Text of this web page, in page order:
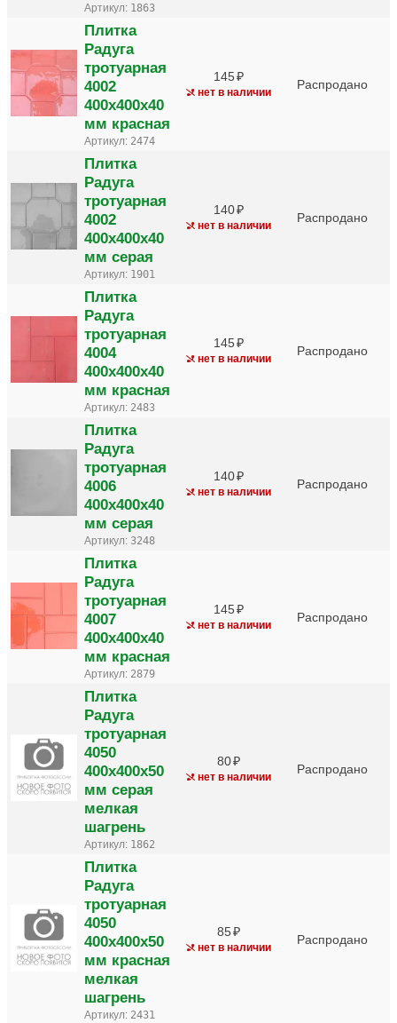
Артикул: 1863
Плитка
Радуга
тротуарная
4002
400х400х40
мм красная
Артикул: 2474
145
нет в наличии
Распродано
Плитка
Радуга
тротуарная
4002
400х400х40
мм серая
Артикул: 1901
140
нет в наличии
Распродано
Плитка
Радуга
тротуарная
4004
400х400х40
мм красная
Артикул: 2483
145
нет в наличии
Распродано
Плитка
Радуга
тротуарная
4006
400х400х40
мм серая
Артикул: 3248
140
нет в наличии
Распродано
Плитка
Радуга
тротуарная
4007
400х400х40
мм красная
Артикул: 2879
145
нет в наличии
Распродано
Плитка
Радуга
тротуарная
4050
400х400х50
мм серая
мелкая
шагрень
Артикул: 1862
80
нет в наличии
Распродано
Плитка
Радуга
тротуарная
4050
400х400х50
мм красная
мелкая
шагрень
Артикул: 2431
85
нет в наличии
Распродано